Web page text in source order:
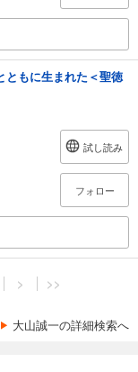
もに生まれた＜聖徳
試し読み
フォロー
> >>
大山誠一の詳細検索へ